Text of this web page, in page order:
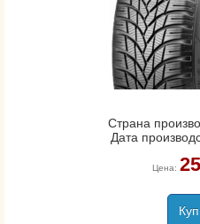
Страна
Дата
Цена: